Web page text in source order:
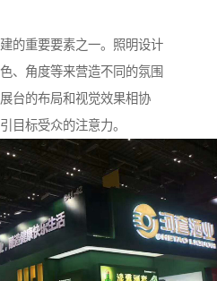
的重要要素之一。照明设计
、角度等来营造不同的氛围
台的布局和视觉效果相协
目标受众的注意力。